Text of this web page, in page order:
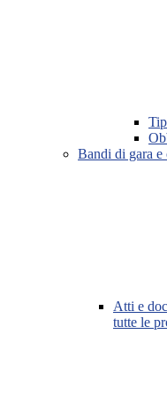
Bandi di gara e
Atti e
tutte le